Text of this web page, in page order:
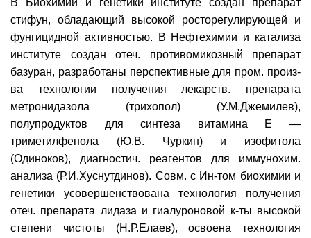
стифун, обладающий высокой росторегулирующей и
фунгицидной активностью. В Нефтехимии и катализа
институте создан отеч. противомикозный препарат
базуран, разработаны перспективные для пром. произ-
ва технологии получения лекарств. препарата
метронидазола (трихопол) (У.М.Джемилев),
полупродуктов для синтеза витамина Е —
триметилфенола (Ю.В. Чуркин) и изофитола
(Одиноков), диагностич. реагентов для иммунохим.
анализа (Р.И.Хуснутдинов). Совм. с Ин-том биохимии и
генетики усовершенствована технология получения
отеч. препарата лидаза и гиалуроновой к-ты высокой
степени чистоты (Н.Р.Елаев), освоена технология